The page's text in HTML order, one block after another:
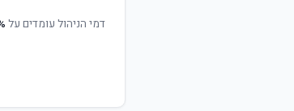
דמי הניהול עומדים על